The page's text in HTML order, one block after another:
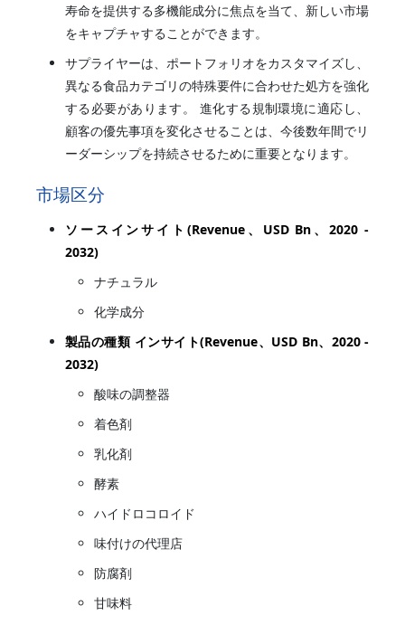
寿命を提供する多機能成分に焦点を当て、新しい市場
をキャプチャすることができます。
サプライヤーは、ポートフォリオをカスタマイズし、
異なる食品カテゴリの特殊要件に合わせた処方を強化
する必要があります。 進化する規制環境に適応し、
顧客の優先事項を変化させることは、今後数年間でリ
ーダーシップを持続させるために重要となります。
市場区分
ソースインサイト(Revenue、USD Bn、2020 -
2032)
ナチュラル
化学成分
製品の種類 インサイト(Revenue、USD Bn、2020 -
2032)
酸味の調整器
着色剤
乳化剤
酵素
ハイドロコロイド
味付けの代理店
防腐剤
甘味料